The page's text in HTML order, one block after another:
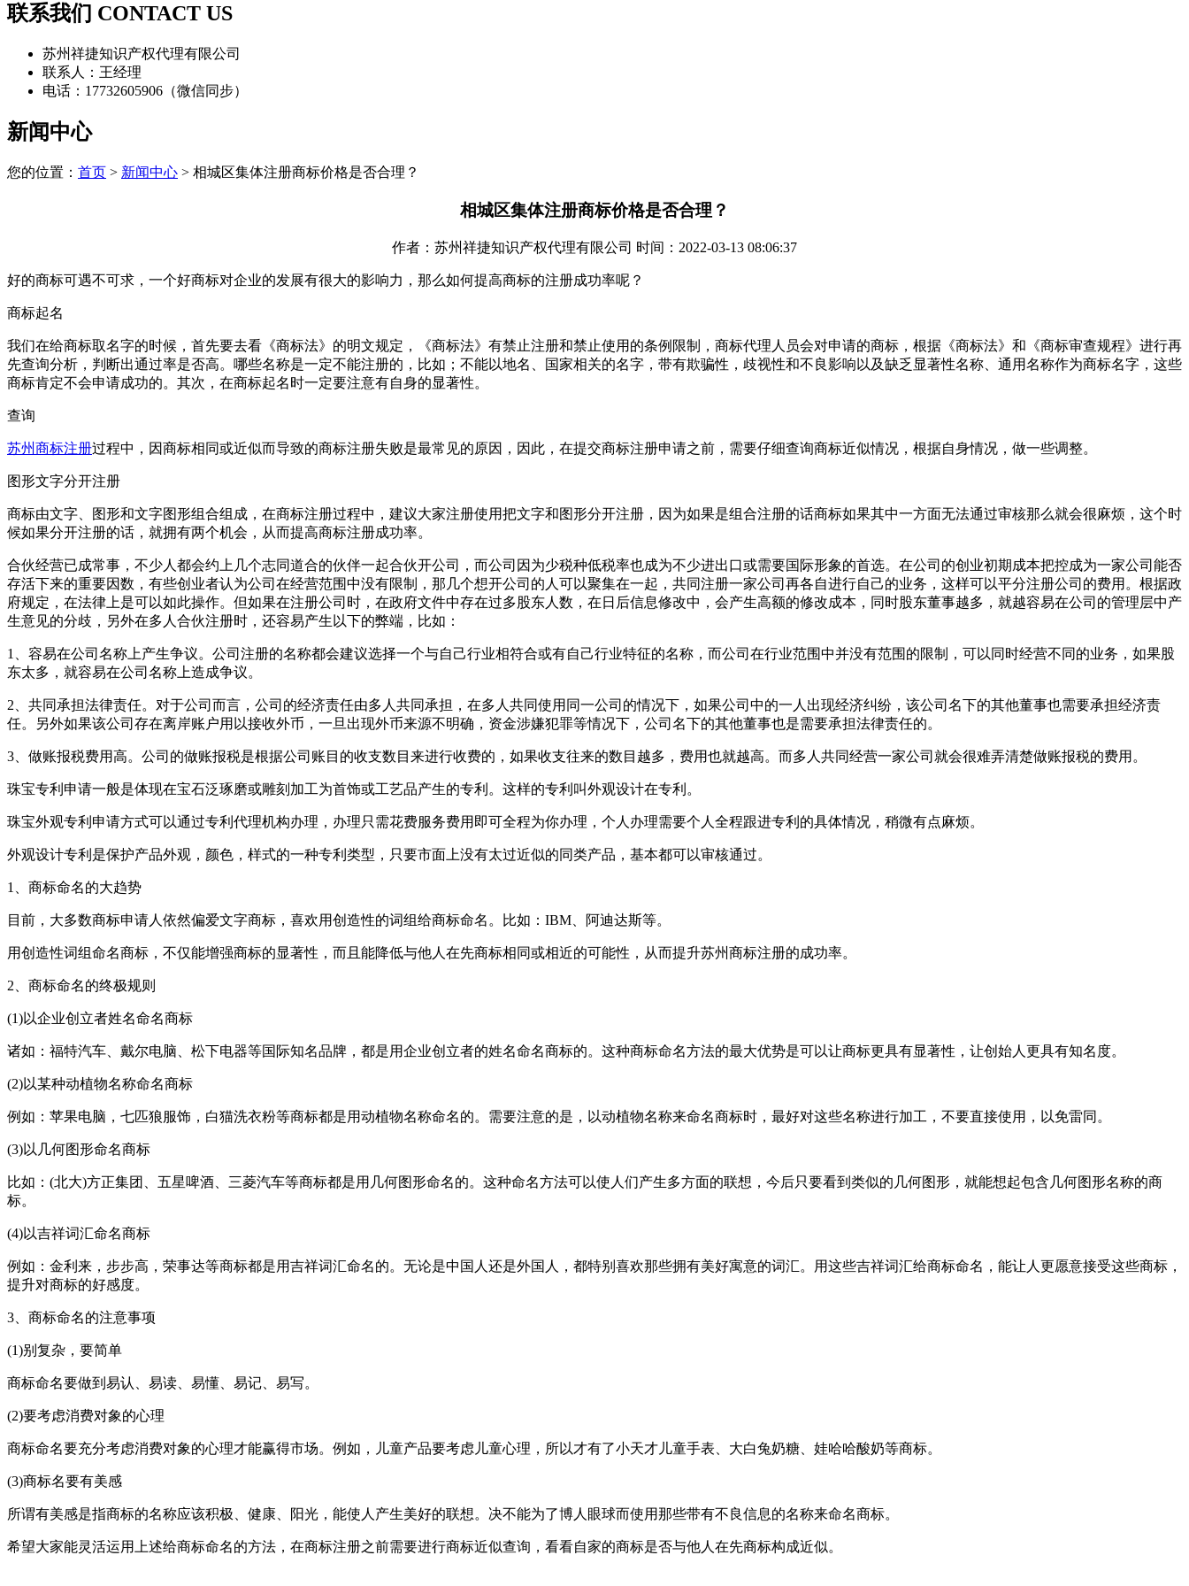
联系我们 CONTACT US
苏州祥捷知识产权代理有限公司
联系人：王经理
电话：17732605906（微信同步）
新闻中心
您的位置： 首页 > 新闻中心 > 相城区集体注册商标价格是否合理？
相城区集体注册商标价格是否合理？
作者：苏州祥捷知识产权代理有限公司 时间：2022-03-13 08:06:37
好的商标可遇不可求，一个好商标对企业的发展有很大的影响力，那么如何提高商标的注册成功率呢？
商标起名
我们在给商标取名字的时候，首先要去看《商标法》的明文规定，《商标法》有禁止注册和禁止使用的条例限制，商标代理人员会对申请的商标，根据《商标法》和《商标审查规程》进行再
先查询分析，判断出通过率是否高。哪些名称是一定不能注册的，比如；不能以地名、国家相关的名字，带有欺骗性，歧视性和不良影响以及缺乏显著性名称、通用名称作为商标名字，这些
商标肯定不会申请成功的。其次，在商标起名时一定要注意有自身的显著性。
查询
苏州商标注册过程中，因商标相同或近似而导致的商标注册失败是最常见的原因，因此，在提交商标注册申请之前，需要仔细查询商标近似情况，根据自身情况，做一些调整。
图形文字分开注册
商标由文字、图形和文字图形组合组成，在商标注册过程中，建议大家注册使用把文字和图形分开注册，因为如果是组合注册的话商标如果其中一方面无法通过审核那么就会很麻烦，这个时
候如果分开注册的话，就拥有两个机会，从而提高商标注册成功率。
合伙经营已成常事，不少人都会约上几个志同道合的伙伴一起合伙开公司，而公司因为少税种低税率也成为不少进出口或需要国际形象的首选。在公司的创业初期成本把控成为一家公司能否
存活下来的重要因数，有些创业者认为公司在经营范围中没有限制，那几个想开公司的人可以聚集在一起，共同注册一家公司再各自进行自己的业务，这样可以平分注册公司的费用。根据政
府规定，在法律上是可以如此操作。但如果在注册公司时，在政府文件中存在过多股东人数，在日后信息修改中，会产生高额的修改成本，同时股东董事越多，就越容易在公司的管理层中产
生意见的分歧，另外在多人合伙注册时，还容易产生以下的弊端，比如：
1、容易在公司名称上产生争议。公司注册的名称都会建议选择一个与自己行业相符合或有自己行业特征的名称，而公司在行业范围中并没有范围的限制，可以同时经营不同的业务，如果股
东太多，就容易在公司名称上造成争议。
2、共同承担法律责任。对于公司而言，公司的经济责任由多人共同承担，在多人共同使用同一公司的情况下，如果公司中的一人出现经济纠纷，该公司名下的其他董事也需要承担经济责
任。另外如果该公司存在离岸账户用以接收外币，一旦出现外币来源不明确，资金涉嫌犯罪等情况下，公司名下的其他董事也是需要承担法律责任的。
3、做账报税费用高。公司的做账报税是根据公司账目的收支数目来进行收费的，如果收支往来的数目越多，费用也就越高。而多人共同经营一家公司就会很难弄清楚做账报税的费用。
珠宝专利申请一般是体现在宝石泛琢磨或雕刻加工为首饰或工艺品产生的专利。这样的专利叫外观设计在专利。
珠宝外观专利申请方式可以通过专利代理机构办理，办理只需花费服务费用即可全程为你办理，个人办理需要个人全程跟进专利的具体情况，稍微有点麻烦。
外观设计专利是保护产品外观，颜色，样式的一种专利类型，只要市面上没有太过近似的同类产品，基本都可以审核通过。
1、商标命名的大趋势
目前，大多数商标申请人依然偏爱文字商标，喜欢用创造性的词组给商标命名。比如：IBM、阿迪达斯等。
用创造性词组命名商标，不仅能增强商标的显著性，而且能降低与他人在先商标相同或相近的可能性，从而提升苏州商标注册的成功率。
2、商标命名的终极规则
(1)以企业创立者姓名命名商标
诸如：福特汽车、戴尔电脑、松下电器等国际知名品牌，都是用企业创立者的姓名命名商标的。这种商标命名方法的最大优势是可以让商标更具有显著性，让创始人更具有知名度。
(2)以某种动植物名称命名商标
例如：苹果电脑，七匹狼服饰，白猫洗衣粉等商标都是用动植物名称命名的。需要注意的是，以动植物名称来命名商标时，最好对这些名称进行加工，不要直接使用，以免雷同。
(3)以几何图形命名商标
比如：(北大)方正集团、五星啤酒、三菱汽车等商标都是用几何图形命名的。这种命名方法可以使人们产生多方面的联想，今后只要看到类似的几何图形，就能想起包含几何图形名称的商
标。
(4)以吉祥词汇命名商标
例如：金利来，步步高，荣事达等商标都是用吉祥词汇命名的。无论是中国人还是外国人，都特别喜欢那些拥有美好寓意的词汇。用这些吉祥词汇给商标命名，能让人更愿意接受这些商标，
提升对商标的好感度。
3、商标命名的注意事项
(1)别复杂，要简单
商标命名要做到易认、易读、易懂、易记、易写。
(2)要考虑消费对象的心理
商标命名要充分考虑消费对象的心理才能赢得市场。例如，儿童产品要考虑儿童心理，所以才有了小天才儿童手表、大白兔奶糖、娃哈哈酸奶等商标。
(3)商标名要有美感
所谓有美感是指商标的名称应该积极、健康、阳光，能使人产生美好的联想。决不能为了博人眼球而使用那些带有不良信息的名称来命名商标。
希望大家能灵活运用上述给商标命名的方法，在商标注册之前需要进行商标近似查询，看看自家的商标是否与他人在先商标构成近似。